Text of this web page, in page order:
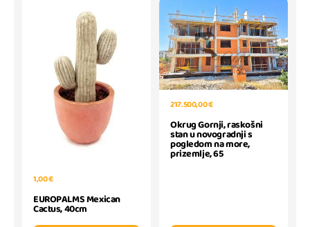
1,00 €
EUROPALMS Mexican
Cactus, 40cm
217.500,00 €
Okrug Gornji, raskošni
stan u novogradnji s
pogledom na more,
prizemlje, 65